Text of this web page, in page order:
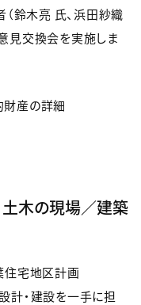
鈴木亮 氏、浜田紗織
見交換会を実施しま
産の詳細
土木の現場／建築
住宅地区計画
計・建設を一手に担